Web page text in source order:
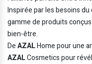
Inspirée par les besoins
gamme de produits
bien-être.
DeAZALHome pour une
AZALCosmetics pour